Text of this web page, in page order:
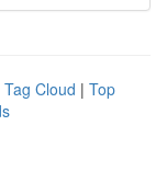
Tag Cloud | Top